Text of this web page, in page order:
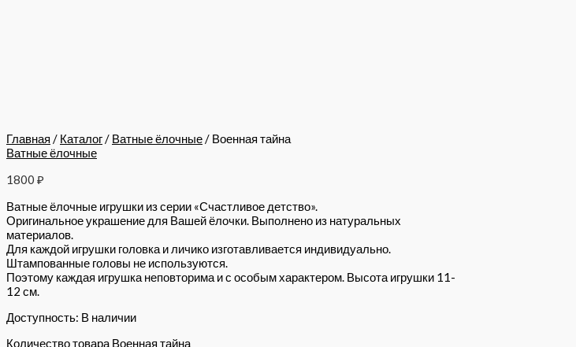
Главная / Каталог/ Ватные ёлочные/ Военная тайна
Ватные ёлочные
1800 ₽
Ватные ёлочные игрушки из серии «Счастливое детство».
Оригинальное украшение для Вашей ёлочки. Выполнено из натуральных
материалов.
Для каждой игрушки головка и личико изготавливается индивидуально.
Штампованные головы не используются.
Поэтому каждая игрушка неповторима и с особым характером. Высота игрушки 11-
12 см.
Доступность: В наличии
Количество товара Военная тайна